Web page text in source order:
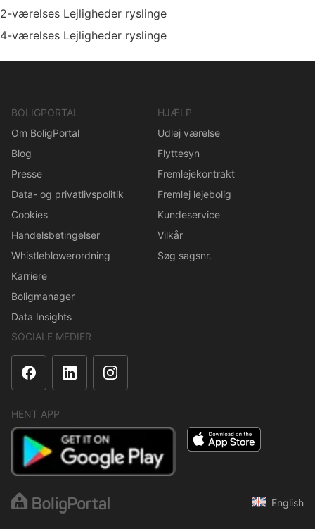
2-værelses Lejligheder ryslinge
4-værelses Lejligheder ryslinge
BOLIGPORTAL
Om BoligPortal
Blog
Presse
Data- og privatlivspolitik
Cookies
Handelsbetingelser
Whistleblowerordning
Karriere
Boligmanager
Data Insights
HJÆLP
Udlej værelse
Flyttesyn
Fremlejekontrakt
Fremlej lejebolig
Kundeservice
Vilkår
Søg sagsnr.
SOCIALE MEDIER
HENT APP
English